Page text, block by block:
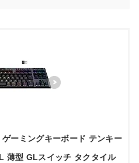
ーミングキーボード テンキー
薄型 GLスイッチ タクタイル